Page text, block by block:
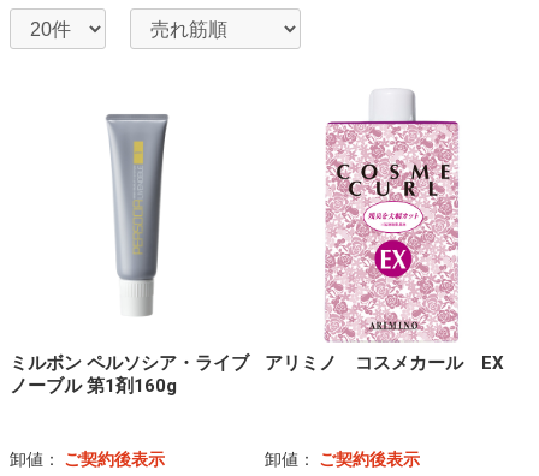
ミルボン ペルソシア・ライブ
ノーブル 第1剤160g
卸値： ご契約後表示
アリミノ コスメカール EX
卸値： ご契約後表示